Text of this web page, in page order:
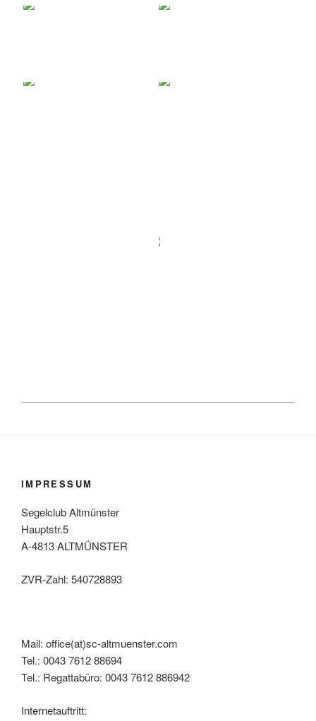
IMPRESSUM
Segelclub Altmünster
Hauptstr.5
A-4813 ALTMÜNSTER
ZVR-Zahl: 540728893
Mail: office(at)sc-altmuenster.com
Tel.: 0043 7612 88694
Tel.: Regattabüro: 0043 7612 886942
Internetauftritt: